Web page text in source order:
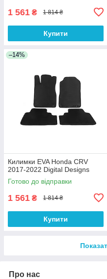
1 561 ₴ 1 814 ₴
Купити
–14%
Килимки EVA Honda CRV
2017-2022 Digital Designs
Готово до відправки
1 561 ₴ 1 814 ₴
Купити
Про нас